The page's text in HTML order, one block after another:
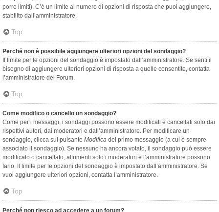
porre limiti). C’è un limite al numero di opzioni di risposta che puoi aggiungere,
stabilito dall’amministratore.
Top
Perché non è possibile aggiungere ulteriori opzioni del sondaggio?
Il limite per le opzioni del sondaggio è impostato dall’amministratore. Se senti il
bisogno di aggiungere ulteriori opzioni di risposta a quelle consentite, contatta
l’amministratore del Forum.
Top
Come modifico o cancello un sondaggio?
Come per i messaggi, i sondaggi possono essere modificati e cancellati solo dai
rispettivi autori, dai moderatori e dall’amministratore. Per modificare un
sondaggio, clicca sul pulsante Modifica del primo messaggio (a cui è sempre
associato il sondaggio). Se nessuno ha ancora votato, il sondaggio può essere
modificato o cancellato, altrimenti solo i moderatori e l’amministratore possono
farlo. Il limite per le opzioni del sondaggio è impostato dall’amministratore. Se
vuoi aggiungere ulteriori opzioni, contatta l’amministratore.
Top
Perché non riesco ad accedere a un forum?